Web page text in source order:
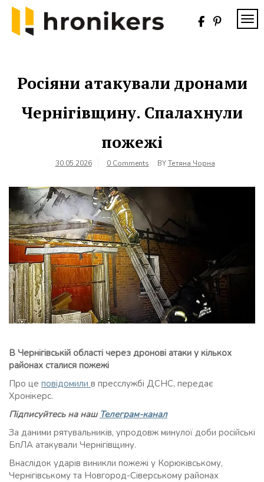
Skip
content
Росіяни атакували дронами
Чернігівщину. Спалахнули
пожежі
30.05.2026 0 Comments BYТетяна Чорна
В Чернігівській області через дронові атаки у кількох
районах сталися пожежі
Про це повідомили в пресслужбі ДСНС, передає
Хронікерс.
Підписуйтесь на наш Телеграм-канал
За даними рятувальників, упродовж минулої доби російські
БпЛА атакували Чернігівщину.
Внаслідок ударів виникли пожежі у Корюківському,
Чернігівському та Новгород-Сіверському районах